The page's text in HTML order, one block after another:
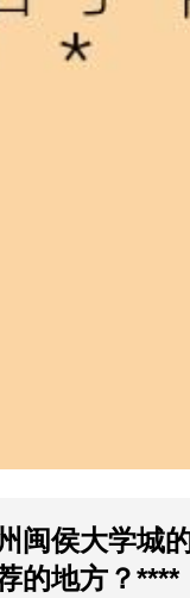
闽侯大学城
的地方？****